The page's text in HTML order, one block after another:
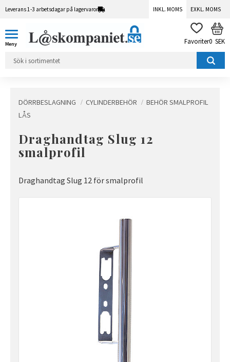
Leverans 1-3 arbetsdagar på lagervaror INKL. MOMS EXKL. MOMS
FAVORITER
0 SEK
DÖRRBESLAGNING CYLINDERBEHÖR
BEHÖR SMALPROFIL
LÅS
Draghandtag Slug 12
smalprofil
Draghandtag Slug 12 för smalprofil